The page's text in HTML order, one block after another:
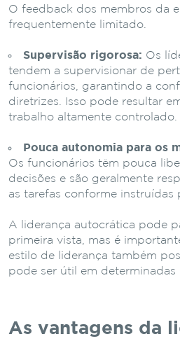
O feedback dos membros da
frequentemente limitado.
Supervisão rigorosa: Os
tendem a supervisionar de
funcionários, garantindo a
diretrizes. Isso pode resultar
trabalho altamente controlado.
Pouca autonomia para os
Os funcionários têm pouca
decisões e são geralmente
as tarefas conforme instruídas
A liderança autocrática pode
primeira vista, mas é
estilo de liderança também
pode ser útil em determinadas
As vantagens da